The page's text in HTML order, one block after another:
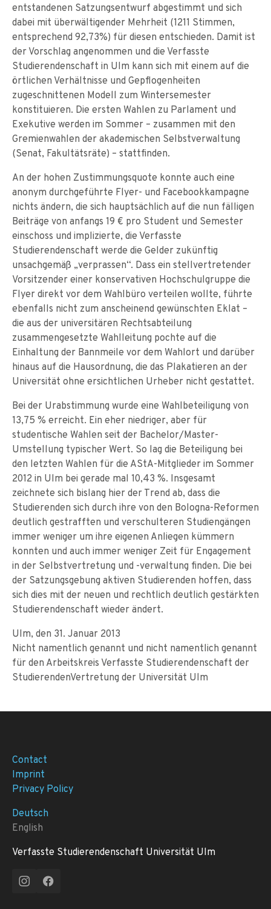
entstandenen Satzungsentwurf abgestimmt und sich
dabei mit überwältigender Mehrheit (1211 Stimmen,
entsprechend 92,73%) für diesen entschieden. Damit ist
der Vorschlag angenommen und die Verfasste
Studierendenschaft in Ulm kann sich mit einem auf die
örtlichen Verhältnisse und Gepflogenheiten
zugeschnittenen Modell zum Wintersemester
konstituieren. Die ersten Wahlen zu Parlament und
Exekutive werden im Sommer – zusammen mit den
Gremienwahlen der akademischen Selbstverwaltung
(Senat, Fakultätsräte) – stattfinden.
An der hohen Zustimmungsquote konnte auch eine
anonym durchgeführte Flyer- und Facebookkampagne
nichts ändern, die sich hauptsächlich auf die nun fälligen
Beiträge von anfangs 19 € pro Student und Semester
einschoss und implizierte, die Verfasste
Studierendenschaft werde die Gelder zukünftig
unsachgemäß „verprassen“. Dass ein stellvertretender
Vorsitzender einer konservativen Hochschulgruppe die
Flyer direkt vor dem Wahlbüro verteilen wollte, führte
ebenfalls nicht zum anscheinend gewünschten Eklat –
die aus der universitären Rechtsabteilung
zusammengesetzte Wahlleitung pochte auf die
Einhaltung der Bannmeile vor dem Wahlort und darüber
hinaus auf die Hausordnung, die das Plakatieren an der
Universität ohne ersichtlichen Urheber nicht gestattet.
Bei der Urabstimmung wurde eine Wahlbeteiligung von
13,75 % erreicht. Ein eher niedriger, aber für
studentische Wahlen seit der Bachelor/Master-
Umstellung typischer Wert. So lag die Beteiligung bei
den letzten Wahlen für die AStA-Mitglieder im Sommer
2012 in Ulm bei gerade mal 10,43 %. Insgesamt
zeichnete sich bislang hier der Trend ab, dass die
Studierenden sich durch ihre von den Bologna-Reformen
deutlich gestrafften und verschulteren Studiengängen
immer weniger um ihre eigenen Anliegen kümmern
konnten und auch immer weniger Zeit für Engagement
in der Selbstvertretung und -verwaltung finden. Die bei
der Satzungsgebung aktiven Studierenden hoffen, dass
sich dies mit der neuen und rechtlich deutlich gestärkten
Studierendenschaft wieder ändert.
Ulm, den 31. Januar 2013
Nicht namentlich genannt und nicht namentlich genannt
für den Arbeitskreis Verfasste Studierendenschaft der
StudierendenVertretung der Universität Ulm
Contact
Imprint
Privacy Policy
Deutsch
English
Verfasste Studierendenschaft Universität Ulm
InstagramFacebook